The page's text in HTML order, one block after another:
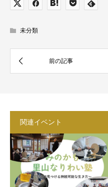
未分類
関連イベント